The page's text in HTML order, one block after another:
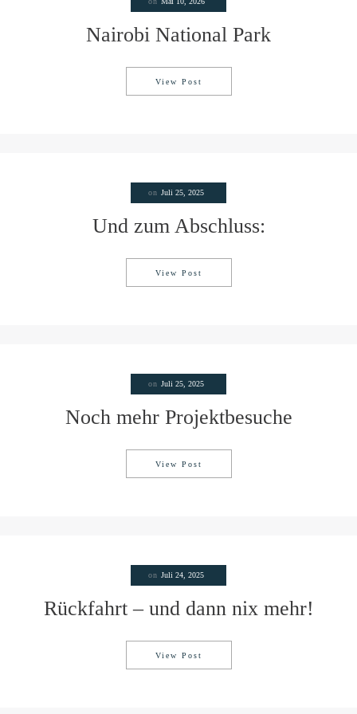
Nairobi National Park
View Post
on Juli 25, 2025
Und zum Abschluss:
View Post
on Juli 25, 2025
Noch mehr Projektbesuche
View Post
on Juli 24, 2025
Rückfahrt – und dann nix mehr!
View Post